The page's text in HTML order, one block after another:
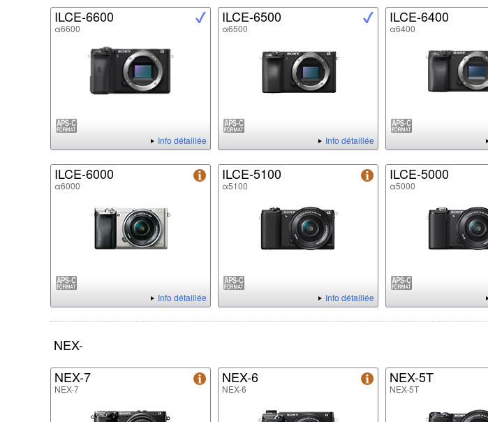
ILCE-6600
α6600
Info détaillée
ILCE-6500
α6500
Info détaillée
ILCE-6400
α6400
ILCE-6000
α6000
Info détaillée
ILCE-5100
α5100
Info détaillée
ILCE-5000
α5000
NEX-
NEX-7
NEX-7
NEX-6
NEX-6
NEX-5T
NEX-5T